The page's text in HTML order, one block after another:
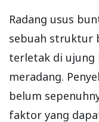
Radang usus
sebuah struktur
terletak di ujung
meradang.
belum
faktor yang